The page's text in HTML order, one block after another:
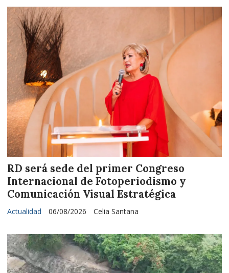
RD será sede del primer Congreso
Internacional de Fotoperiodismo y
Comunicación Visual Estratégica
Celia Santana
Actualidad 06/08/2026